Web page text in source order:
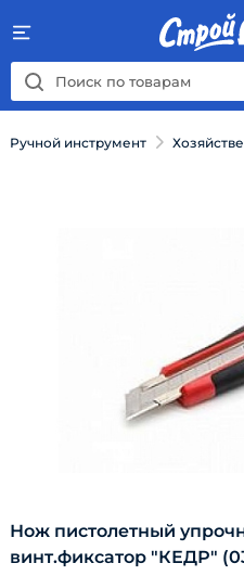
Ручной инструмент
Нож пистолетный
винт.фиксатор "КЕДР"